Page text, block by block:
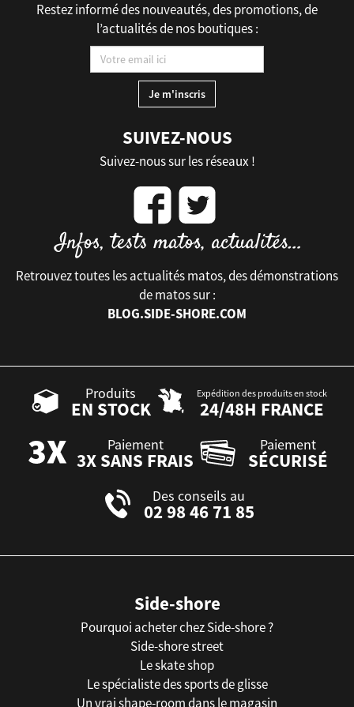
Restez informé des nouveautés, des promotions, de
l’actualités de nos boutiques :
SUIVEZ-NOUS
Suivez-nous sur les réseaux !
Retrouvez toutes les actualités matos, des démonstrations
de matos sur :
BLOG.SIDE-SHORE.COM
Produits
EN STOCK
Expédition des produits en stock
24/48H FRANCE
Paiement
3X SANS FRAIS
Paiement
SÉCURISÉ
Des conseils au
02 98 46 71 85
Side-shore
Pourquoi acheter chez Side-shore ?
Side-shore street
Le skate shop
Le spécialiste des sports de glisse
Un vrai shape-room dans le magasin